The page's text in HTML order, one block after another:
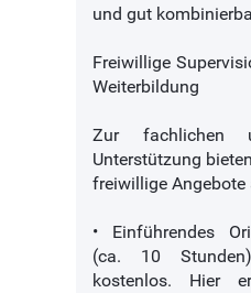
und gut
Freiwillige
Weiterbildung
Zur fachlichen
Unterstützung
freiwillige Angebote
• Einführendes
(ca. 10
kostenlos. Hier